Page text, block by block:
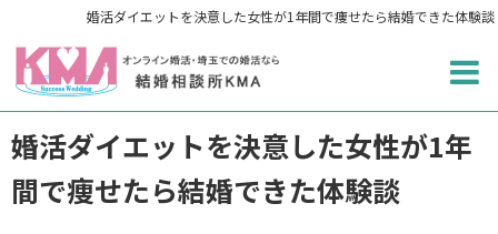
婚活ダイエットを決意した女性が1年間で痩せたら結婚できた体験談
婚活ダイエットを決意した女性が1年
間で痩せたら結婚できた体験談